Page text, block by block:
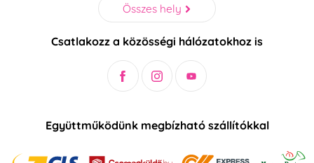
Összes hely
Csatlakozz a közösségi hálózatokhoz is
Együttműködünk megbízható szállítókkal